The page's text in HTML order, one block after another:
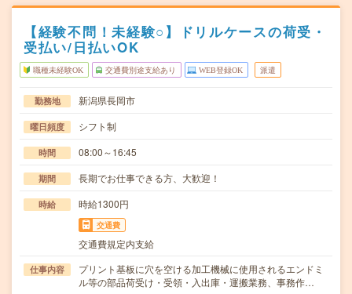
【経験不問！未経験○】ドリルケースの荷受・
受払い/日払いOK
職種未経験OK 交通費別途支給あり WEB登録OK 派遣
勤務地 新潟県長岡市
曜日頻度 シフト制
時間 08:00～16:45
期間 長期でお仕事できる方、大歓迎！
時給 時給1300円
交通費
交通費規定内支給
仕事内容
プリント基板に穴を空ける加工機械に使用されるエンドミ
ル等の部品荷受け・受領・入出庫・運搬業務、事務作…